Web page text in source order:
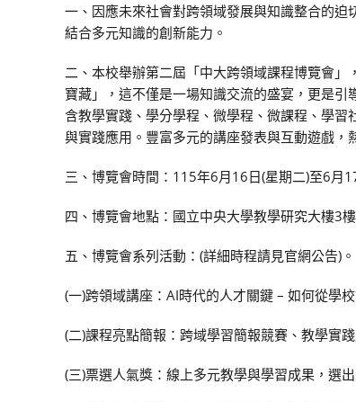
一、因應未來社會對跨領域發展與知識整合的
結合多元知識的創新能力。
二、本校舉辦第二屆「中大跨領域課程博覽會
寶藏」，這不僅是一場知識交流的盛宴，更是
含教學實踐、學分學程、微學程、微課程、學
與實踐應用。豐富多元的講座發表與互動遊戲，
三、博覽會時間：115年6月16日(星期二)至6月
四、博覽會地點：國立中央大學教學研究大樓3
五、博覽會系列活動：(詳細時程請見官網公告)。
(一)跨領域講座：AI時代的人才關鍵 – 如何從學
(二)課程亮點簡報：跨域學習簡報競賽、教學實
(三)票選人氣獎：線上多元教學與學習成果，選